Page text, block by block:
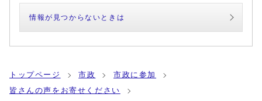
情報が見つからないときは
トップページ 市政
市政に参加
皆さんの声をお寄せください